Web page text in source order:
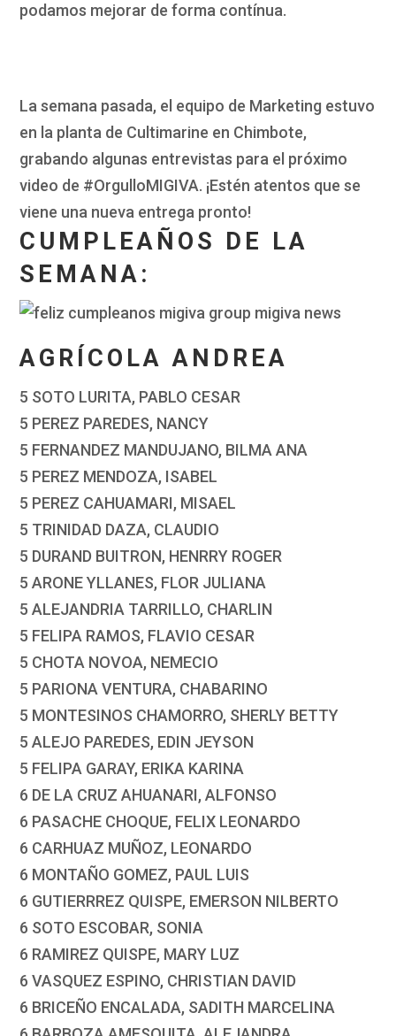
podamos mejorar de forma contínua.
La semana pasada, el equipo de Marketing estuvo
en la planta de Cultimarine en Chimbote,
grabando algunas entrevistas para el próximo
video de #OrgulloMIGIVA. ¡Estén atentos que se
viene una nueva entrega pronto!
CUMPLEAÑOS DE LA
SEMANA:
AGRÍCOLA ANDREA
5 SOTO LURITA, PABLO CESAR
5 PEREZ PAREDES, NANCY
5 FERNANDEZ MANDUJANO, BILMA ANA
5 PEREZ MENDOZA, ISABEL
5 PEREZ CAHUAMARI, MISAEL
5 TRINIDAD DAZA, CLAUDIO
5 DURAND BUITRON, HENRRY ROGER
5 ARONE YLLANES, FLOR JULIANA
5 ALEJANDRIA TARRILLO, CHARLIN
5 FELIPA RAMOS, FLAVIO CESAR
5 CHOTA NOVOA, NEMECIO
5 PARIONA VENTURA, CHABARINO
5 MONTESINOS CHAMORRO, SHERLY BETTY
5 ALEJO PAREDES, EDIN JEYSON
5 FELIPA GARAY, ERIKA KARINA
6 DE LA CRUZ AHUANARI, ALFONSO
6 PASACHE CHOQUE, FELIX LEONARDO
6 CARHUAZ MUÑOZ, LEONARDO
6 MONTAÑO GOMEZ, PAUL LUIS
6 GUTIERRREZ QUISPE, EMERSON NILBERTO
6 SOTO ESCOBAR, SONIA
6 RAMIREZ QUISPE, MARY LUZ
6 VASQUEZ ESPINO, CHRISTIAN DAVID
6 BRICEÑO ENCALADA, SADITH MARCELINA